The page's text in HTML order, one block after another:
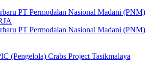
PT Permodalan Nasional Madani (PNM)
PT Permodalan Nasional Madani (PNM)
(Pengelola) Crabs Project Tasikmalaya